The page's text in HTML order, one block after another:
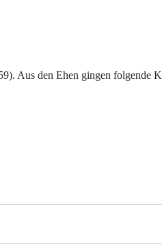
Aus den Ehen gingen folgende